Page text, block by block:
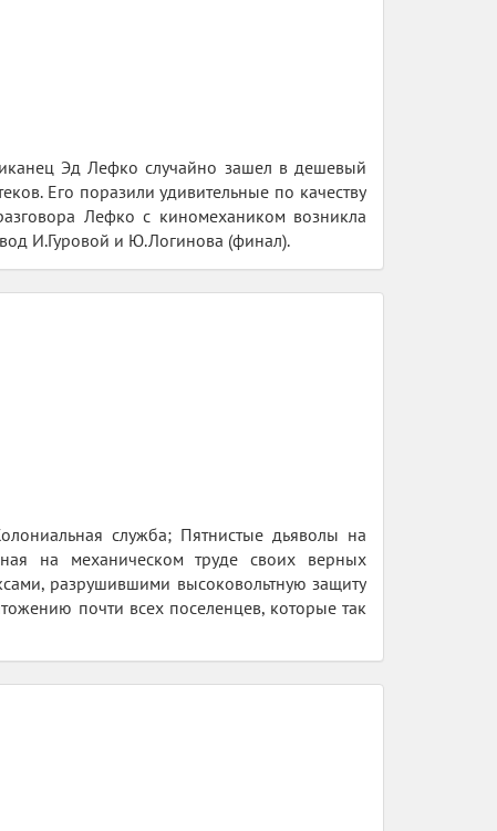
Эд Лефко случайно зашел в дешевый
Его поразили удивительные по качеству
Лефко с киномехаником возникла
И.Гуровой и Ю.Логинова (финал).
служба; Пятнистые дьяволы на
на механическом труде своих верных
разрушившими высоковольтную защиту
почти всех поселенцев, которые так